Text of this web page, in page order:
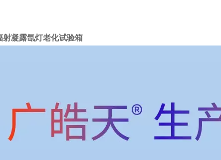
射凝露氙灯老化试验箱